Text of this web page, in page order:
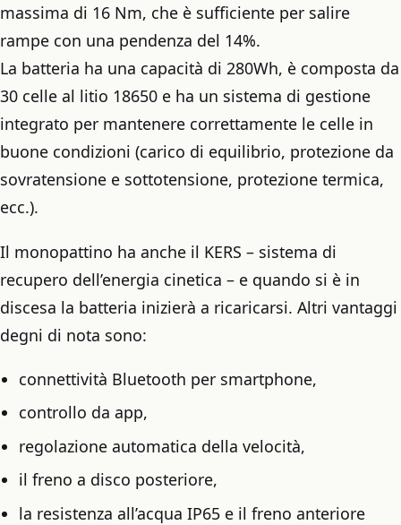
massima di 16 Nm, che è sufficiente per salire
rampe con una pendenza del 14%.
La batteria ha una capacità di 280Wh, è composta da
30 celle al litio 18650 e ha un sistema di gestione
integrato per mantenere correttamente le celle in
buone condizioni (carico di equilibrio, protezione da
sovratensione e sottotensione, protezione termica,
ecc.).
Il monopattino ha anche il KERS – sistema di
recupero dell’energia cinetica – e quando si è in
discesa la batteria inizierà a ricaricarsi. Altri vantaggi
degni di nota sono:
connettività Bluetooth per smartphone,
controllo da app,
regolazione automatica della velocità,
il freno a disco posteriore,
la resistenza all’acqua IP65 e il freno anteriore